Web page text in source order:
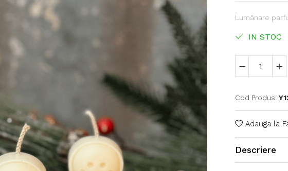
Lumânare
IN STOC
Cod Produs:
Adauga la
Descriere